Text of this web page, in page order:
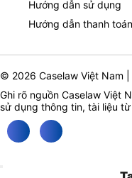
Hướng dẫn sử dụng
Hướng dẫn thanh toán
© 2026 Caselaw Việt Nam
Ghi rõ nguồn Caselaw Việt
sử dụng thông tin, tài liệu